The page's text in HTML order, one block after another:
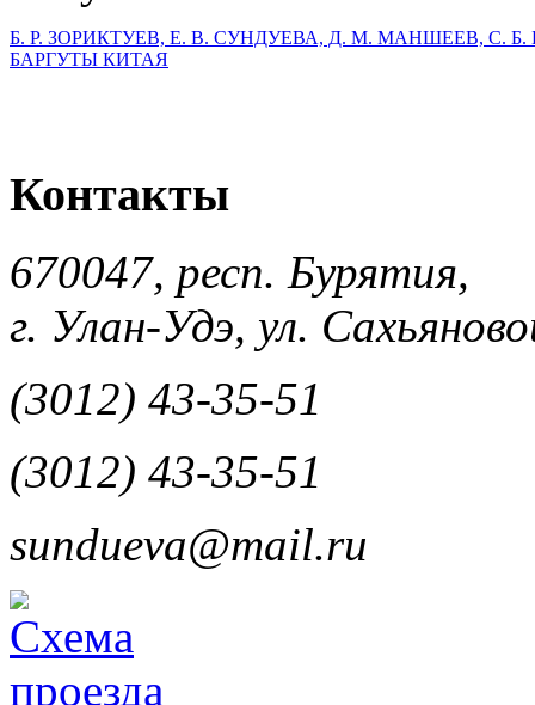
Б. Р. ЗОРИКТУЕВ, Е. В. СУНДУЕВА, Д. М. МАНШЕЕВ, С.
БАРГУТЫ КИТАЯ
Контакты
670047, респ. Бурятия,
г. Улан-Удэ, ул.
(3012) 43-35-51
(3012) 43-35-51
sundueva@mail.ru